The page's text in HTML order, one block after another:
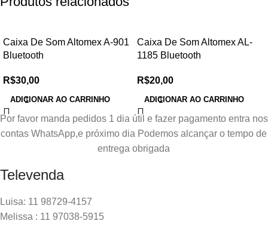
Caixa De Som Altomex A-901
Bluetooth
R$30,00
ADICIONAR AO CARRINHO
Caixa De Som Altomex AL-
1185 Bluetooth
R$20,00
ADICIONAR AO CARRINHO
Por favor manda pedidos 1 dia útil e fazer pagamento entra nos
contas WhatsApp,e próximo dia Podemos alcançar o tempo de
entrega obrigada
Televenda
Luisa: 11 98729-4157
Melissa : 11 97038-5915